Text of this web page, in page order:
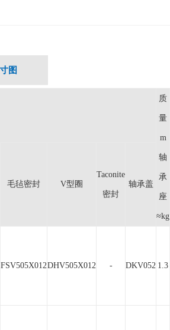
图
质
量
m
轴
承
座
≈kg
毛毡密封 V型圈
Taconite
密封
轴承盖
FSV505X012DHV505X012 - DKV052 1.3